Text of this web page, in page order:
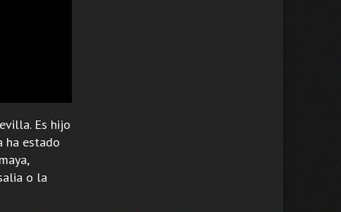
Es hijo
ha estado
o la